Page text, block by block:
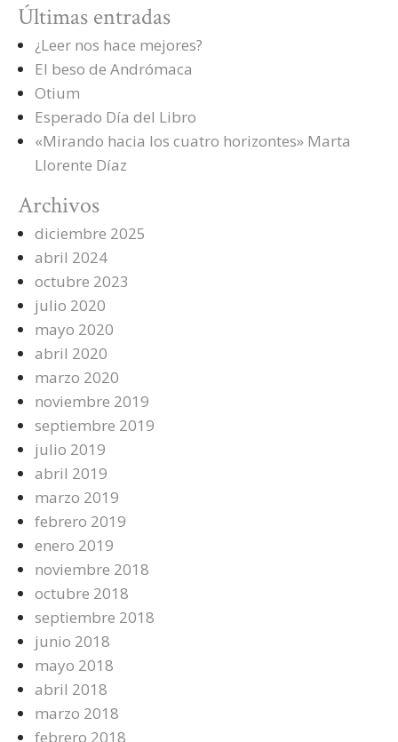
Últimas entradas
¿Leer nos hace mejores?
El beso de Andrómaca
Otium
Esperado Día del Libro
«Mirando hacia los cuatro horizontes» Marta
Llorente Díaz
Archivos
diciembre 2025
abril 2024
octubre 2023
julio 2020
mayo 2020
abril 2020
marzo 2020
noviembre 2019
septiembre 2019
julio 2019
abril 2019
marzo 2019
febrero 2019
enero 2019
noviembre 2018
octubre 2018
septiembre 2018
junio 2018
mayo 2018
abril 2018
marzo 2018
febrero 2018